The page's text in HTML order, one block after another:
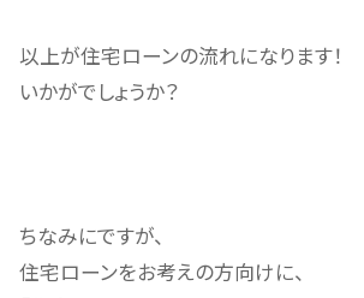
以上が住宅ローンの流れになります！
いかがでしょうか？
ちなみにですが、
住宅ローンをお考えの方向けに、